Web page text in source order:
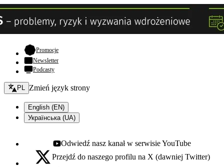
Promocje- otwiera się w nowej karcie
Newsletter
Podcasty
Zmień język - bieżący:
PL Zmień język strony
English (EN)
Українська (UA)
Youtube - otwiera się w nowej karcie
Odwiedź nasz kanał w serwisie YouTube
X - otwiera się w nowej karcie
Przejdź do naszego profilu na X (dawniej Twitter)